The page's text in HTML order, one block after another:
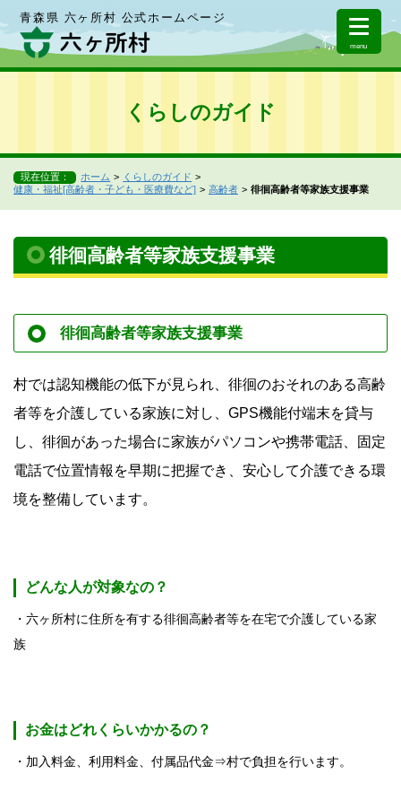
青森県 六ヶ所村 公式ホームページ
menu
くらしのガイド
現在位置： ホーム
くらしのガイド
健康・福祉[高齢者・子ども・医療費など]
高齢者 徘徊高齢者等家族支援事業
徘徊高齢者等家族支援事業
徘徊高齢者等家族支援事業
村では認知機能の低下が見られ、徘徊のおそれのある高齢
者等を介護している家族に対し、GPS機能付端末を貸与
し、徘徊があった場合に家族がパソコンや携帯電話、固定
電話で位置情報を早期に把握でき、安心して介護できる環
境を整備しています。
どんな人が対象なの？
・六ヶ所村に住所を有する徘徊高齢者等を在宅で介護している家
族
お金はどれくらいかかるの？
・加入料金、利用料金、付属品代金⇒村で負担を行います。